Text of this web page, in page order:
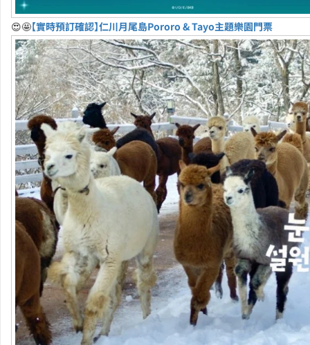
😍🤩【實時預訂確認】仁川月尾島Pororo & Tayo主題樂園門票